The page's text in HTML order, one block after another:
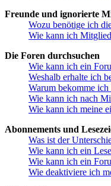
Freunde und ignorierte
Wozu benötige ich
Wie kann ich
Die Foren durchsuchen
Wie kann ich ein
Weshalb erhalte ich
Warum bekomme ich
Wie kann ich nach
Wie kann ich meine
Abonnements und
Was ist der
Wie kann ich ein
Wie kann ich ein
Wie deaktiviere ich